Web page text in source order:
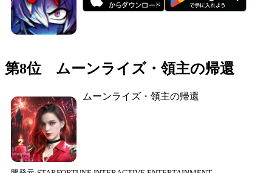
第8位 ムーンライズ・領主の帰還
ムーンライズ・領主の帰還